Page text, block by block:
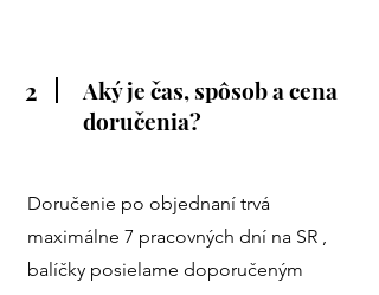
2
Aký je čas, spôsob a cena
doručenia?
Doručenie po objednaní trvá
maximálne 7 pracovných dní na SR ,
balíčky posielame doporučeným